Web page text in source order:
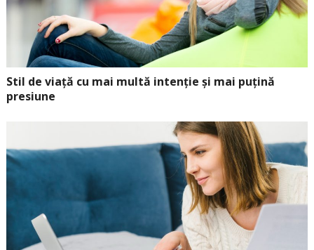
Stil de viață cu mai multă intenție și mai puțină
presiune